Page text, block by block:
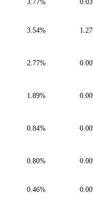
3.77%
3.54%
2.77%
1.89%
0.84%
0.80%
0.46%